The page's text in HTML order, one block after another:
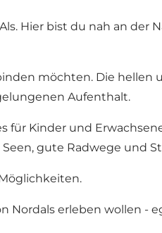
Hier bist du nah an der
möchten. Die hellen
Aufenthalt.
für Kinder und
gute Radwege und
Nordals erleben wollen -